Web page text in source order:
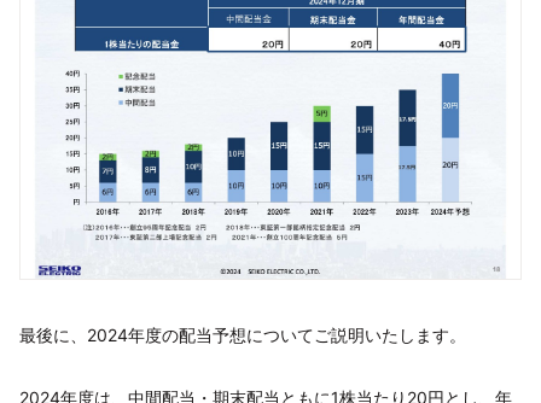
最後に、2024年度の配当予想についてご説明いたします。
2024年度は、中間配当・期末配当ともに1株当たり20円とし、年